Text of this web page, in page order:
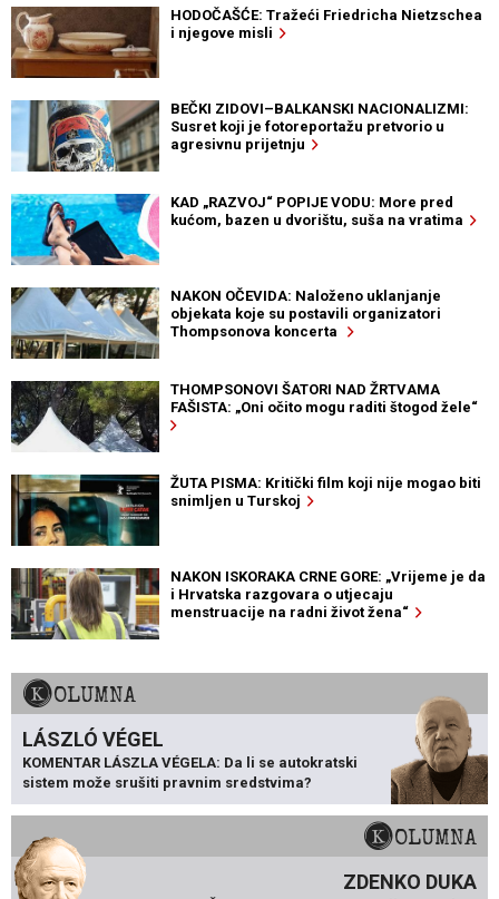
HODOČAŠĆE: Tražeći Friedricha Nietzschea
i njegove misli
BEČKI ZIDOVI–BALKANSKI NACIONALIZMI:
Susret koji je fotoreportažu pretvorio u
agresivnu prijetnju
KAD „RAZVOJ“ POPIJE VODU: More pred
kućom, bazen u dvorištu, suša na vratima
NAKON OČEVIDA: Naloženo uklanjanje
objekata koje su postavili organizatori
Thompsonova koncerta
THOMPSONOVI ŠATORI NAD ŽRTVAMA
FAŠISTA: „Oni očito mogu raditi štogod žele“
ŽUTA PISMA: Kritički film koji nije mogao biti
snimljen u Turskoj
NAKON ISKORAKA CRNE GORE: „Vrijeme je da
i Hrvatska razgovara o utjecaju
menstruacije na radni život žena“
KOLUMNA
LÁSZLÓ VÉGEL
KOMENTAR LÁSZLA VÉGELA: Da li se autokratski
sistem može srušiti pravnim sredstvima?
KOLUMNA
ZDENKO DUKA